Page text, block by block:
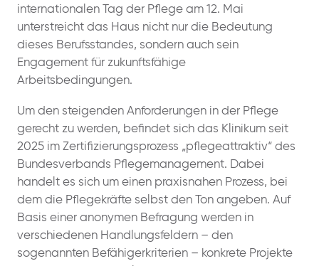
internationalen Tag der Pflege am 12. Mai
unterstreicht das Haus nicht nur die Bedeutung
dieses Berufsstandes, sondern auch sein
Engagement für zukunftsfähige
Arbeitsbedingungen.
Um den steigenden Anforderungen in der Pflege
gerecht zu werden, befindet sich das Klinikum seit
2025 im Zertifizierungsprozess „pflegeattraktiv“ des
Bundesverbands Pflegemanagement. Dabei
handelt es sich um einen praxisnahen Prozess, bei
dem die Pflegekräfte selbst den Ton angeben. Auf
Basis einer anonymen Befragung werden in
verschiedenen Handlungsfeldern – den
sogenannten Befähigerkriterien – konkrete Projekte